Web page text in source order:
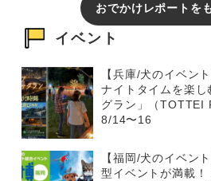
おでかけレポートを
イベント
【兵庫/犬のイベン
ナイトタイムを楽し
グラン」（TOTTEI
8/14〜16
【福岡/犬のイベン
型イベントが満載